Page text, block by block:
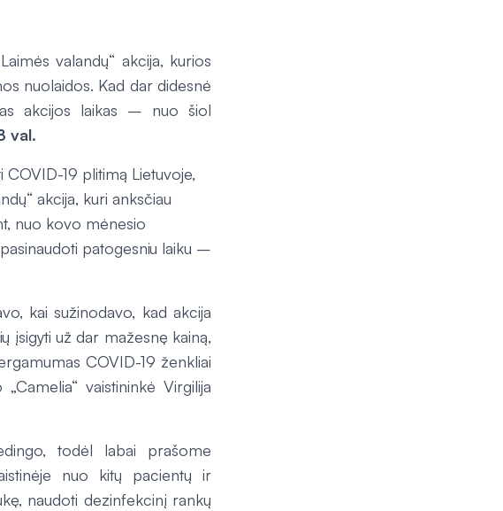
valandų“ akcija, kurios
nuolaidos. Kad dar didesnė
akcijos laikas – nuo šiol
val.
COVID-19 plitimą Lietuvoje,
akcija, kuri anksčiau
nuo kovo mėnesio
patogesniu laiku –
kai sužinodavo, kad akcija
įsigyti už dar mažesnę kainą,
COVID-19 ženkliai
vaistininkė Virgilija
todėl labai prašome
nuo kitų pacientų ir
naudoti dezinfekcinį rankų